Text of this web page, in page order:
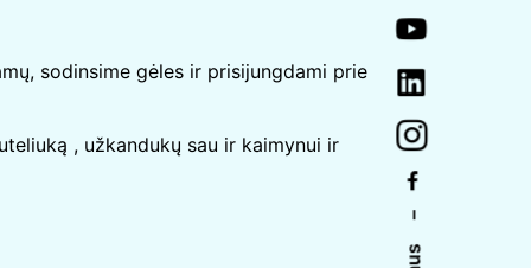
–
sodinsime gėles ir prisijungdami prie
, užkandukų sau ir kaimynui ir